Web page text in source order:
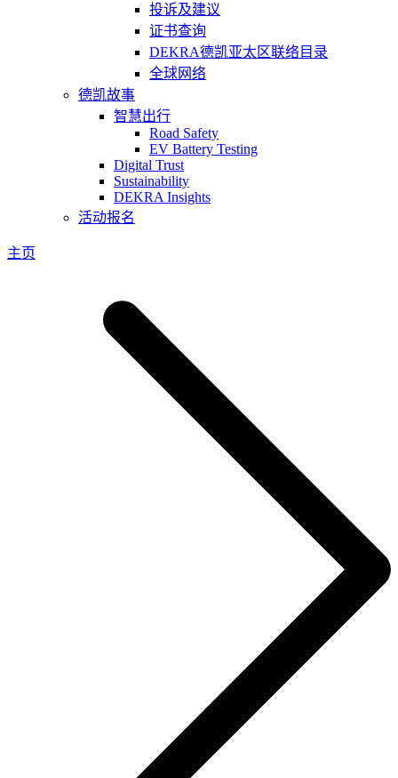
投诉及建议
证书查询
DEKRA德凯亚太区联络目录
全球网络
德凯故事
智慧出行
Road Safety
EV Battery Testing
Digital Trust
Sustainability
DEKRA Insights
活动报名
主页